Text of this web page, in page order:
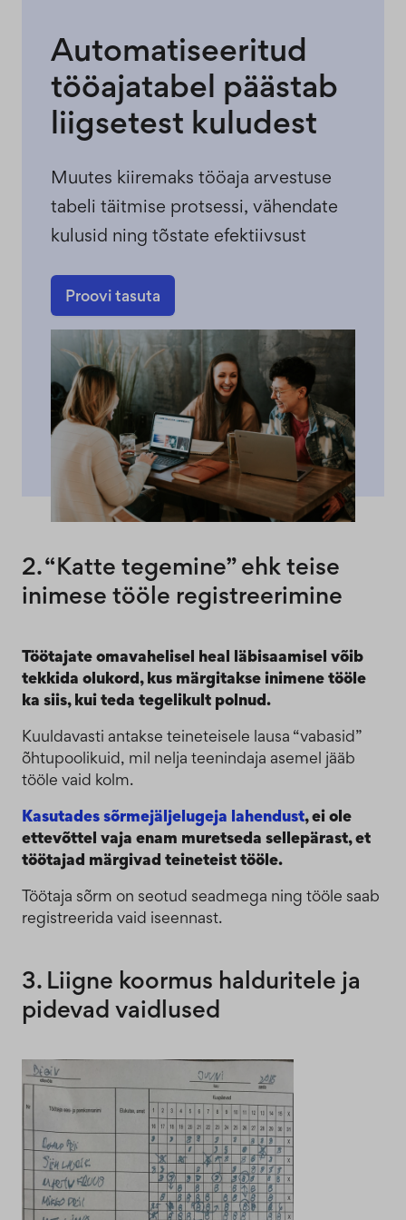
Automatiseeritud
tööajatabel päästab
liigsetest kuludest
Muutes kiiremaks tööaja arvestuse
tabeli täitmise protsessi, vähendate
kulusid ning tõstate efektiivsust
Proovi tasuta
2. “Katte tegemine” ehk teise
inimese tööle registreerimine
Töötajate omavahelisel heal läbisaamisel võib
tekkida olukord, kus märgitakse inimene tööle
ka siis, kui teda tegelikult polnud.
Kuuldavasti antakse teineteisele lausa “vabasid”
õhtupoolikuid, mil nelja teenindaja asemel jääb
tööle vaid kolm.
Kasutades sõrmejäljelugeja lahendust, ei ole
ettevõttel vaja enam muretseda sellepärast, et
töötajad märgivad teineteist tööle.
Töötaja sõrm on seotud seadmega ning tööle saab
registreerida vaid iseennast.
3. Liigne koormus halduritele ja
pidevad vaidlused